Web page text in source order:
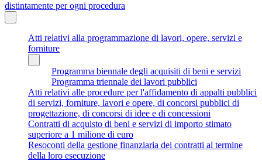
distintamente per ogni procedura
Atti relativi alla programmazione di lavori, opere, servizi e
forniture
Programma biennale degli acquisiti di beni e servizi
Programma triennale dei lavori pubblici
Atti relativi alle procedure per l'affidamento di appalti pubblici
di servizi, forniture, lavori e opere, di concorsi pubblici di
progettazione, di concorsi di idee e di concessioni
Contratti di acquisto di beni e servizi di importo stimato
superiore a 1 milione di euro
Resoconti della gestione finanziaria dei contratti al termine
della loro esecuzione